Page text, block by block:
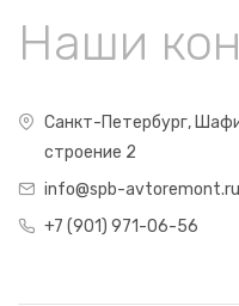
Наши
Санкт-Петербург,
строение 2
info@spb-avtoremont.ru
+7 (901) 971-06-56